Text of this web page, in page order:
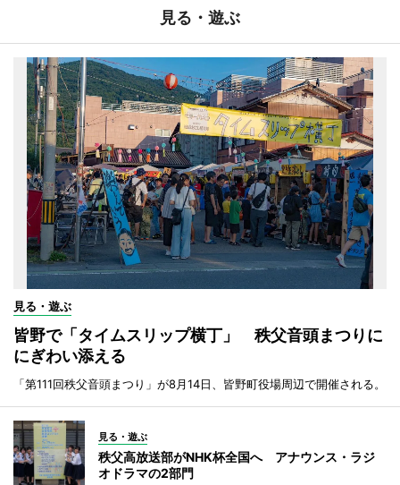
見る・遊ぶ
見る・遊ぶ
皆野で「タイムスリップ横丁」 秩父音頭まつりに
にぎわい添える
「第111回秩父音頭まつり」が8月14日、皆野町役場周辺で開催される。
見る・遊ぶ
秩父高放送部がNHK杯全国へ アナウンス・ラジ
オドラマの2部門